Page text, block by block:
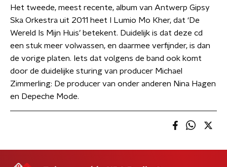
Het tweede, meest recente, album van Antwerp Gipsy
Ska Orkestra uit 2011 heet I Lumio Mo Kher, dat ‘De
Wereld Is Mijn Huis’ betekent. Duidelijk is dat deze cd
een stuk meer volwassen, en daarmee verfijnder, is dan
de vorige platen. Iets dat volgens de band ook komt
door de duidelijke sturing van producer Michael
Zimmerling: De producer van onder anderen Nina Hagen
en Depeche Mode.